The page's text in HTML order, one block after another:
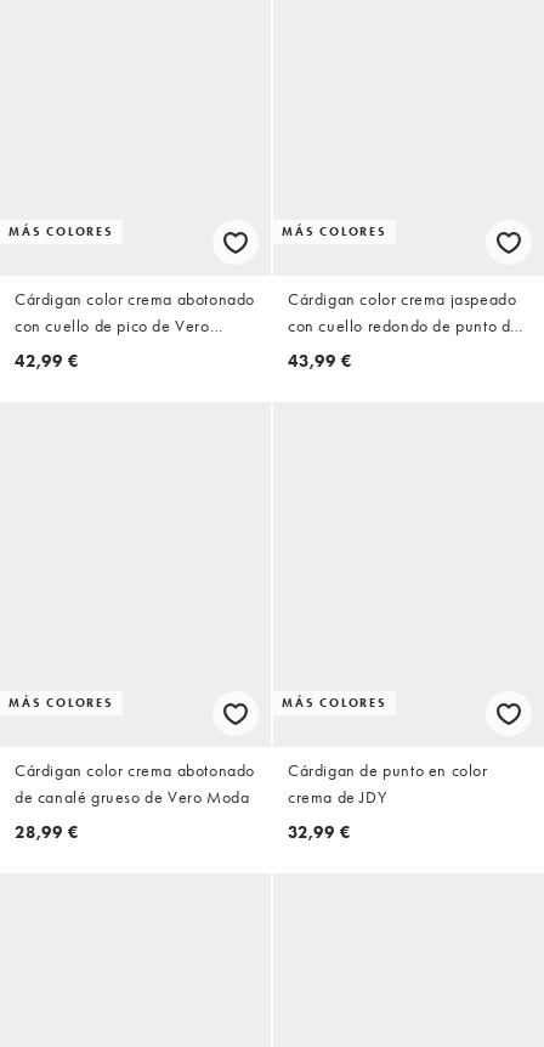
MÁS COLORES
Cárdigan color crema abotonado
con cuello de pico de Vero
Moda
42,99 €
MÁS COLORES
Cárdigan color crema jaspeado
con cuello redondo de punto de
Vero Moda
43,99 €
MÁS COLORES
Cárdigan color crema abotonado
de canalé grueso de Vero Moda
28,99 €
MÁS COLORES
Cárdigan de punto en color
crema de JDY
32,99 €